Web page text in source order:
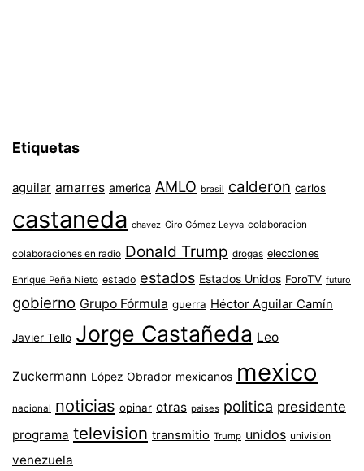
Etiquetas
aguilar amarres america AMLO brasil calderon carlos
castaneda chavez Ciro Gómez Leyva colaboracion
colaboraciones en radio Donald Trump drogas elecciones
Enrique Peña Nieto estado estados Estados Unidos ForoTV futuro
gobierno Grupo Fórmula guerra Héctor Aguilar Camín
Javier Tello Jorge Castañeda Leo
Zuckermann López Obrador mexicanos mexico
nacional noticias opinar otras paises politica presidente
programa television transmitio Trump unidos univision
venezuela